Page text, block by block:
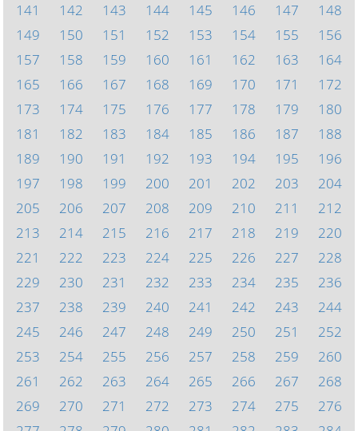
141
142 143 144 145 146 147
148
149
150 151 152 153 154 155
156
157
158 159 160 161 162 163
164
165
166 167 168 169 170 171
172
173
174 175 176 177 178 179
180
181
182 183 184 185 186 187
188
189
190 191 192 193 194 195
196
197
198 199 200 201 202 203
204
205
206 207 208 209 210 211
212
213
214 215 216 217 218 219
220
221
222 223 224 225 226 227
228
229
230 231 232 233 234 235
236
237
238 239 240 241 242 243
244
245
246 247 248 249 250 251
252
253
254 255 256 257 258 259
260
261
262 263 264 265 266 267
268
269
270 271 272 273 274 275
276